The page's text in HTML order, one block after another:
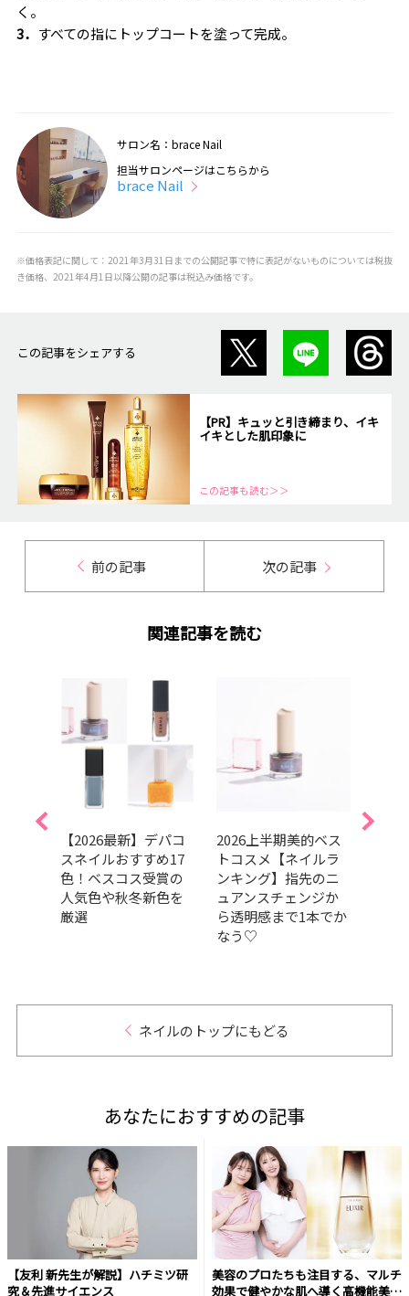
く。
3． すべての指にトップコートを塗って完成。
サロン名：brace Nail
担当サロンページはこちらから
brace Nail
※価格表記に関して：2021年3月31日までの公開記事で特に表記がないものについては税抜
き価格、2021年4月1日以降公開の記事は税込み価格です。
この記事をシェアする
【PR】キュッと引き締まり、イキ
イキとした肌印象に
この記事も読む＞＞
前の記事 次の記事
関連記事を読む
【2026最新】デパコ
スネイルおすすめ17
色！ベスコス受賞の
人気色や秋冬新色を
厳選
2026上半期美的ベス
トコスメ【ネイルラ
ンキング】指先のニ
ュアンスチェンジか
ら透明感まで1本でか
なう♡
ネイルのトップにもどる
あなたにおすすめの記事
【友利 新先生が解説】ハチミツ研
究＆先進サイエンス
美容のプロたちも注目する、マルチ
効果で健やかな肌へ導く高機能美容